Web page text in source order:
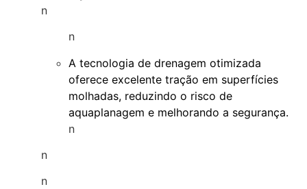
n
n
A tecnologia de drenagem otimizada
oferece excelente tração em superfícies
molhadas, reduzindo o risco de
aquaplanagem e melhorando a segurança.
n
n
n